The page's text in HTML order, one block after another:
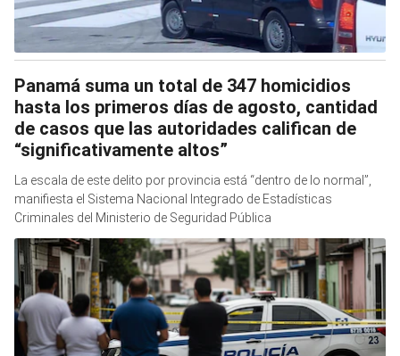
Panamá suma un total de 347 homicidios
hasta los primeros días de agosto, cantidad
de casos que las autoridades califican de
“significativamente altos”
La escala de este delito por provincia está “dentro de lo normal”,
manifiesta el Sistema Nacional Integrado de Estadísticas
Criminales del Ministerio de Seguridad Pública